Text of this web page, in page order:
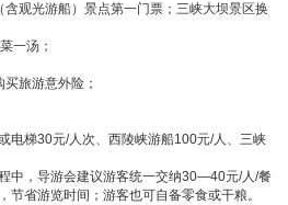
观光游船）景点第一门票；三峡大坝景区换
一汤；
旅游意外险；
电梯30元/人次、西陵峡游船100元/人、三峡
中，导游会建议游客统一交纳30—40元/人/餐
节省游览时间；游客也可自备零食或干粮。